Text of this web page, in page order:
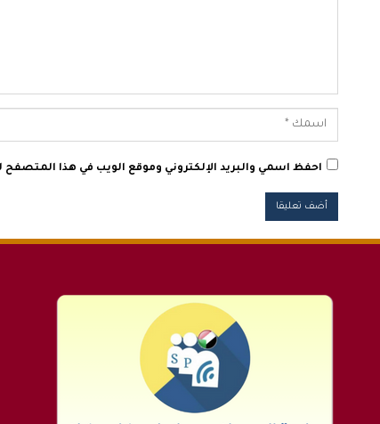
احفظ اسمي والبريد الإلكتروني وموقع الويب في هذا المتصفح